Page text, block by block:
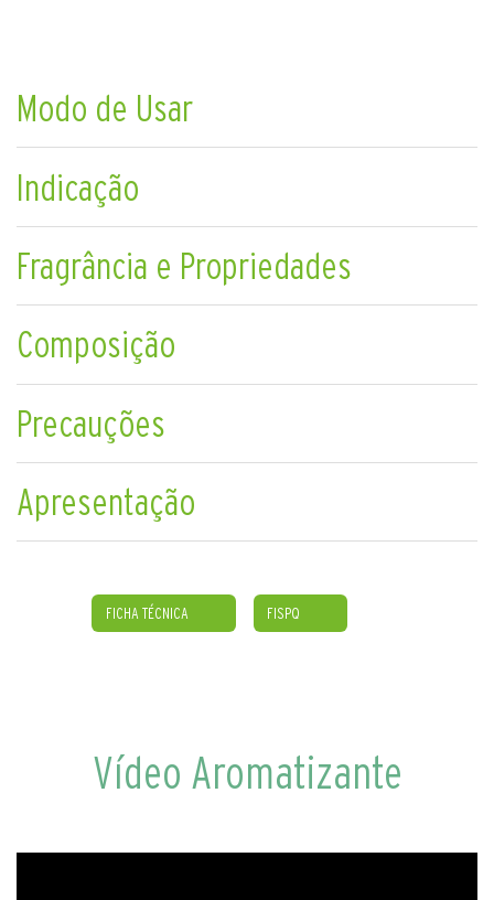
Modo de Usar
Indicação
Fragrância e Propriedades
Composição
Precauções
Apresentação
FICHA TÉCNICA FISPQ
Vídeo Aromatizante